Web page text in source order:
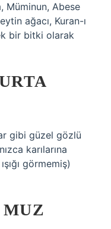
Müminun, Abese
ağacı, Kuran-ı
bir bitki olarak
gibi güzel gözlü
karılarına
görmemiş)
MUZ